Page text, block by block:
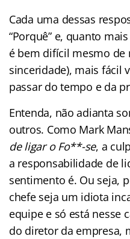
Cada uma dessas
“Porquê” e, quanto
é bem difícil mesmo de
sinceridade), mais fácil
passar do tempo e da
Entenda, não adianta
outros. Como Mark
de ligar o Fo**-se, a
a responsabilidade de
sentimento é. Ou seja,
chefe seja um idiota
equipe e só está nesse
do diretor da empresa,